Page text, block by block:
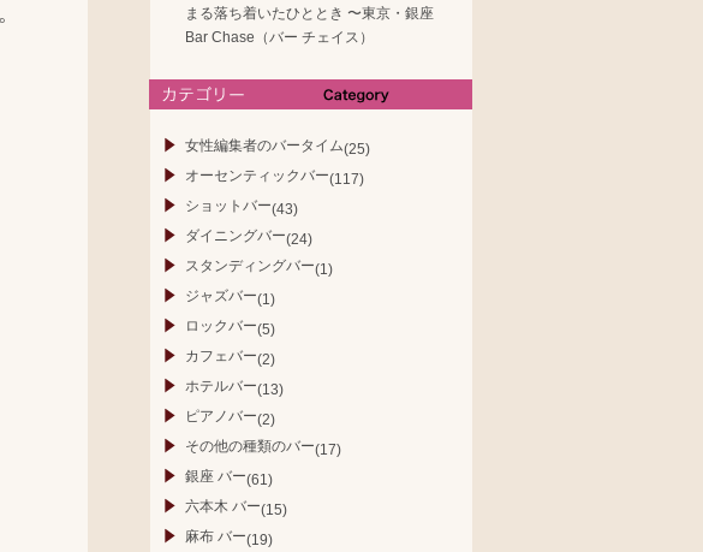
まる落ち着いたひととき 〜東京・銀座
Bar Chase（バー チェイス）
女性編集者のバータイム(25)
オーセンティックバー(117)
ショットバー(43)
ダイニングバー(24)
スタンディングバー(1)
ジャズバー(1)
ロックバー(5)
カフェバー(2)
ホテルバー(13)
ピアノバー(2)
その他の種類のバー(17)
銀座 バー(61)
六本木 バー(15)
麻布 バー(19)